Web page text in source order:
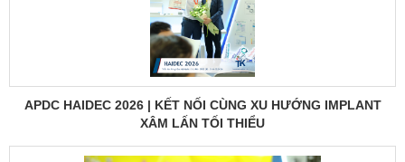
APDC HAIDEC 2026 | KẾT NỐI CÙNG XU HƯỚNG IMPLANT
XÂM LẤN TỐI THIỂU